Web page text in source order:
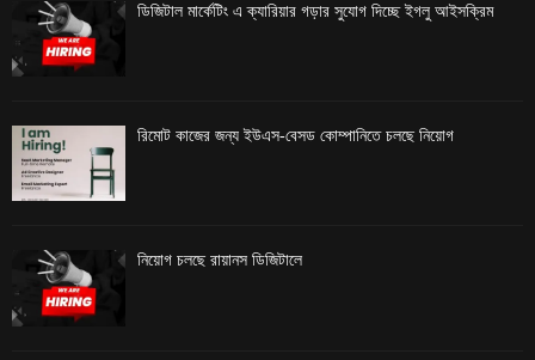
ডিজিটাল মার্কেটিং এ ক্যারিয়ার গড়ার সুযোগ দিচ্ছে ইগলু আইসক্রিম
রিমোট কাজের জন্য ইউএস-বেসড কোম্পানিতে চলছে নিয়োগ
নিয়োগ চলছে রায়ানস ডিজিটালে